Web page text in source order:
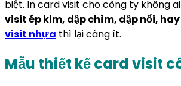
biệt. In card visit cho công ty không
visit ép kim, dập chìm, dập nổi, hay
visit nhựa thì lại càng ít.
Mẫu thiết kế card visit